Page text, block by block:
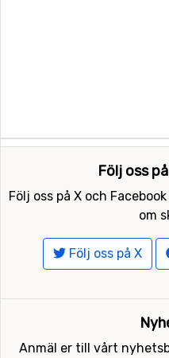
Följ oss
Följ oss på X och
om
Följ oss på X
Anmäl er till vårt